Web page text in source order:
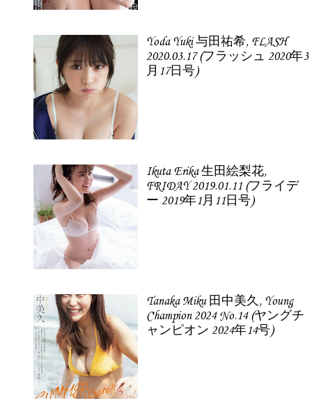
Yoda Yuki 与田祐希, FLASH
2020.03.17 (フラッシュ 2020年3
月17日号)
Ikuta Erika 生田絵梨花,
FRIDAY 2019.01.11 (フライデ
ー 2019年1月11日号)
Tanaka Miku 田中美久, Young
Champion 2024 No.14 (ヤングチ
ャンピオン 2024年14号)